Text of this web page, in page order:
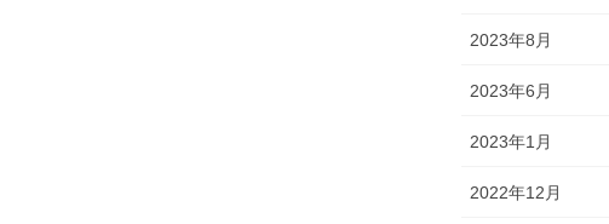
2023年8月
2023年6月
2023年1月
2022年12月